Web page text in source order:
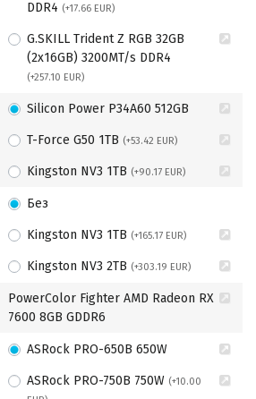
DDR4 (+17.66 EUR)
G.SKILL Trident Z RGB 32GB
(2x16GB) 3200MT/s DDR4
(+257.10 EUR)
Silicon Power P34A60 512GB
T-Force G50 1TB (+53.42 EUR)
Kingston NV3 1TB (+90.17 EUR)
Без
Kingston NV3 1TB (+165.17 EUR)
Kingston NV3 2TB (+303.19 EUR)
PowerColor Fighter AMD Radeon RX
7600 8GB GDDR6
ASRock PRO-650B 650W
ASRock PRO-750B 750W (+10.00